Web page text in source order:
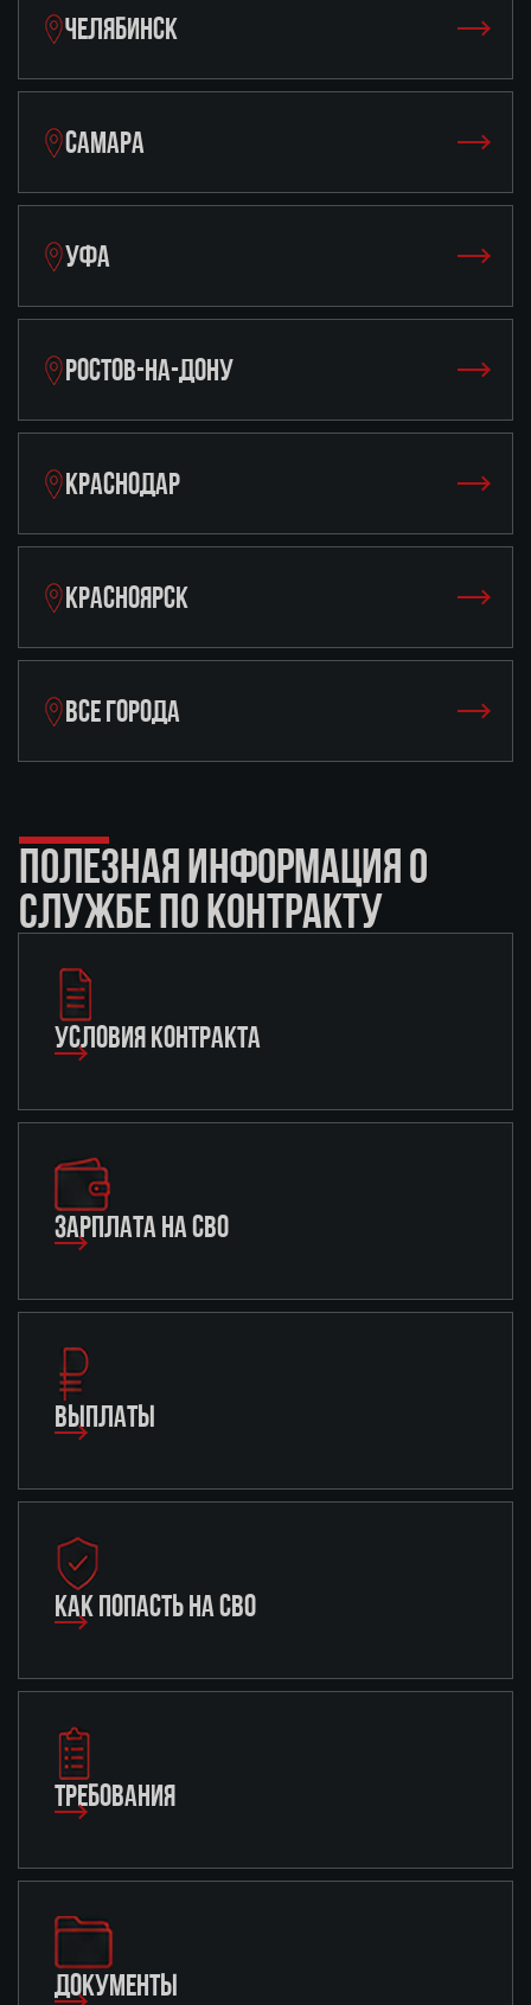
ЧЕЛЯБИНСК
САМАРА
УФА
РОСТОВ-НА-ДОНУ
КРАСНОДАР
КРАСНОЯРСК
ВСЕ ГОРОДА
ПОЛЕЗНАЯ ИНФОРМАЦИЯ О
СЛУЖБЕ ПО КОНТРАКТУ
УСЛОВИЯ КОНТРАКТА
ЗАРПЛАТА НА СВО
ВЫПЛАТЫ
КАК ПОПАСТЬ НА СВО
ТРЕБОВАНИЯ
ДОКУМЕНТЫ